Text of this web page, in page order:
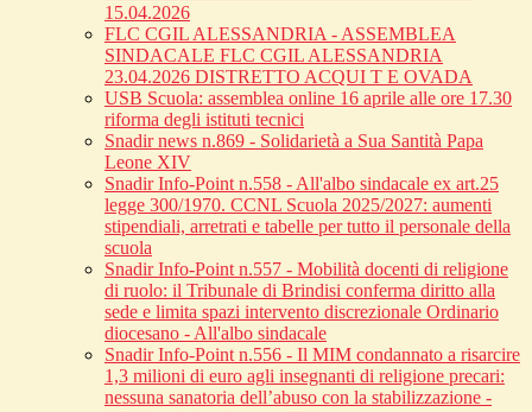
15.04.2026
FLC CGIL ALESSANDRIA - ASSEMBLEA
SINDACALE FLC CGIL ALESSANDRIA
23.04.2026 DISTRETTO ACQUI T E OVADA
USB Scuola: assemblea online 16 aprile alle ore 17.30
riforma degli istituti tecnici
Snadir news n.869 - Solidarietà a Sua Santità Papa
Leone XIV
Snadir Info-Point n.558 - All'albo sindacale ex art.25
legge 300/1970. CCNL Scuola 2025/2027: aumenti
stipendiali, arretrati e tabelle per tutto il personale della
scuola
Snadir Info-Point n.557 - Mobilità docenti di religione
di ruolo: il Tribunale di Brindisi conferma diritto alla
sede e limita spazi intervento discrezionale Ordinario
diocesano - All'albo sindacale
Snadir Info-Point n.556 - Il MIM condannato a risarcire
1,3 milioni di euro agli insegnanti di religione precari:
nessuna sanatoria dell’abuso con la stabilizzazione -